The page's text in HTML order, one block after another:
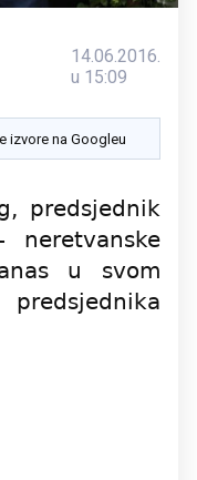
14.06.2016.
u 15:09
izvore na Googleu
predsjednik
neretvanske
u svom